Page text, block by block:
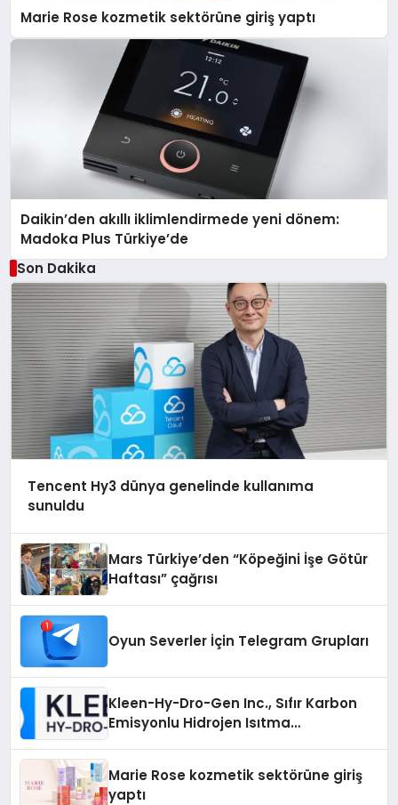
Marie Rose kozmetik sektörüne giriş yaptı
Daikin’den akıllı iklimlendirmede yeni dönem:
Madoka Plus Türkiye’de
Son Dakika
Tencent Hy3 dünya genelinde kullanıma
sunuldu
Mars Türkiye’den “Köpeğini İşe Götür
Haftası” çağrısı
Oyun Severler İçin Telegram Grupları
Kleen-Hy-Dro-Gen Inc., Sıfır Karbon
Emisyonlu Hidrojen Isıtma
Marie Rose kozmetik sektörüne giriş
yaptı